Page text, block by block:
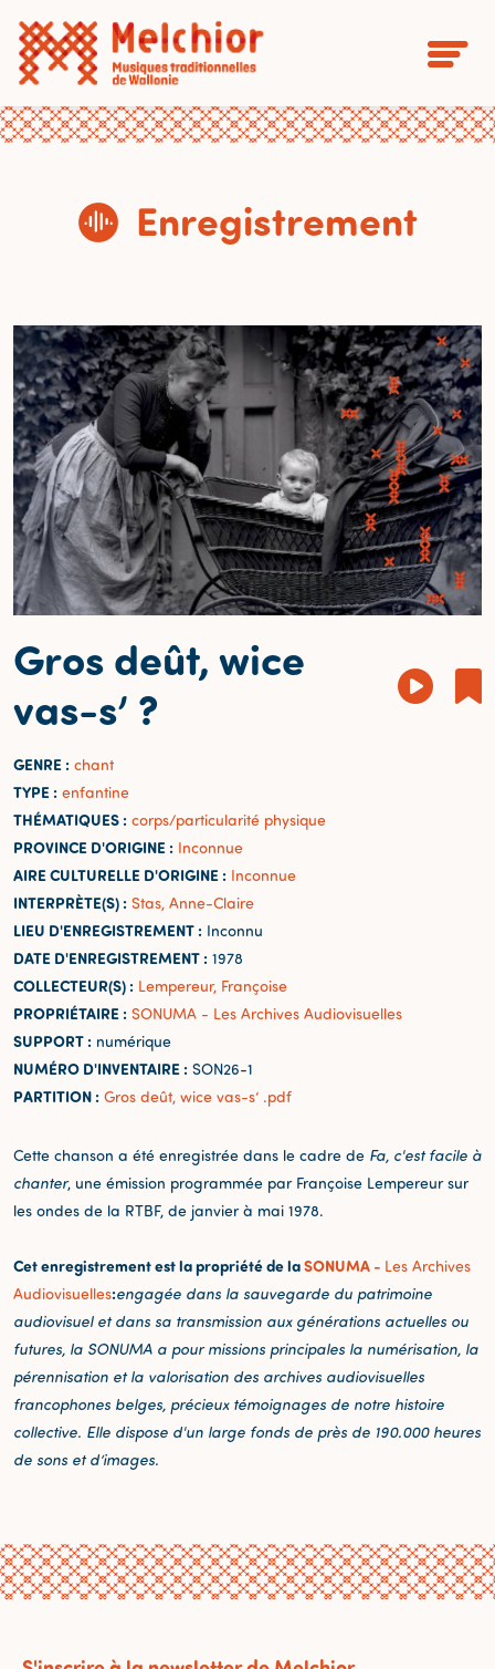
Enregistrement
Gros deût, wice
vas-s’ ?
GENRE : chant
TYPE : enfantine
THÉMATIQUES : corps/particularité physique
PROVINCE D'ORIGINE : Inconnue
AIRE CULTURELLE D'ORIGINE : Inconnue
INTERPRÈTE(S) : Stas, Anne-Claire
LIEU D'ENREGISTREMENT : Inconnu
DATE D'ENREGISTREMENT : 1978
COLLECTEUR(S) : Lempereur, Françoise
PROPRIÉTAIRE : SONUMA - Les Archives Audiovisuelles
SUPPORT : numérique
NUMÉRO D'INVENTAIRE : SON26-1
PARTITION : Gros deût, wice vas-s’ .pdf
Cette chanson a été enregistrée dans le cadre de Fa, c'est facile à
chanter, une émission programmée par Françoise Lempereur sur
les ondes de la RTBF, de janvier à mai 1978.
Cet enregistrement est la propriété de laSONUMA - Les Archives
Audiovisuelles:engagée dans la sauvegarde du patrimoine
audiovisuel et dans sa transmission aux générations actuelles ou
futures, la SONUMA a pour missions principales la numérisation, la
pérennisation et la valorisation des archives audiovisuelles
francophones belges, précieux témoignages de notre histoire
collective. Elle dispose d'un large fonds de près de 190.000 heures
de sons et d’images.